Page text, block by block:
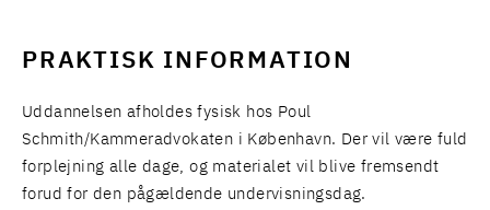
PRAKTISK INFORMATION
Uddannelsen afholdes fysisk hos Poul
Schmith/Kammeradvokaten i København. Der vil være fuld
forplejning alle dage, og materialet vil blive fremsendt
forud for den pågældende undervisningsdag.